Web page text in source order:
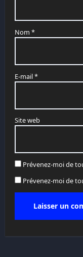
Nom *
E-mail*
Site web
Prévenez-moi de
Prévenez-moi de